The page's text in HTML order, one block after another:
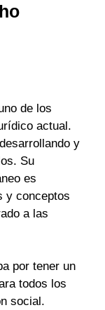
de los
actual.
y
Su
es
y conceptos
a las
por tener un
todos los
social.